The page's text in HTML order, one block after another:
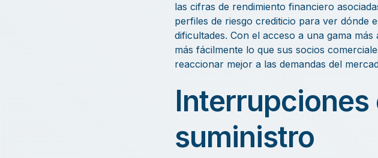
las cifras de rendimiento financiero
perfiles de riesgo crediticio para ver dónde
dificultades. Con el acceso a una gama
más fácilmente lo que sus socios
reaccionar mejor a las demandas del
Interrupciones
suministro